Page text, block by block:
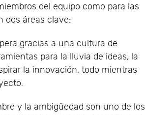
del equipo como para las
dos áreas clave:
gracias a una cultura de
para la lluvia de ideas, la
la innovación, todo mientras
y la ambigüedad son uno de los